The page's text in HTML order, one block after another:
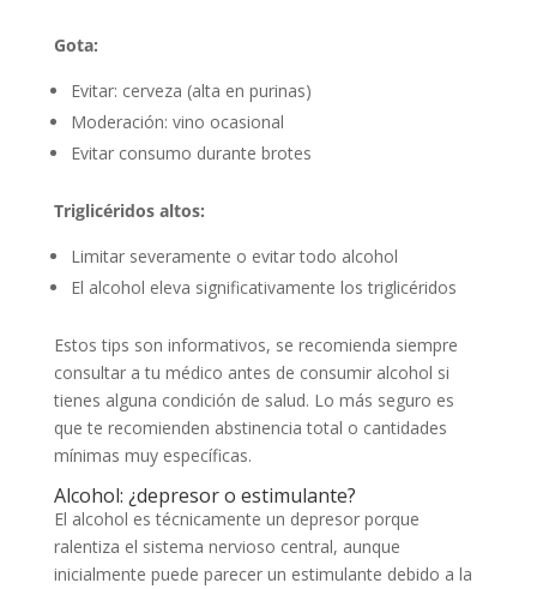
Gota:
Evitar: cerveza (alta en purinas)
Moderación: vino ocasional
Evitar consumo durante brotes
Triglicéridos altos:
Limitar severamente o evitar todo alcohol
El alcohol eleva significativamente los triglicéridos
Estos tips son informativos, se recomienda siempre
consultar a tu médico antes de consumir alcohol si
tienes alguna condición de salud. Lo más seguro es
que te recomienden abstinencia total o cantidades
mínimas muy específicas.
Alcohol: ¿depresor o estimulante?
El alcohol es técnicamente un depresor porque
ralentiza el sistema nervioso central, aunque
inicialmente puede parecer un estimulante debido a la